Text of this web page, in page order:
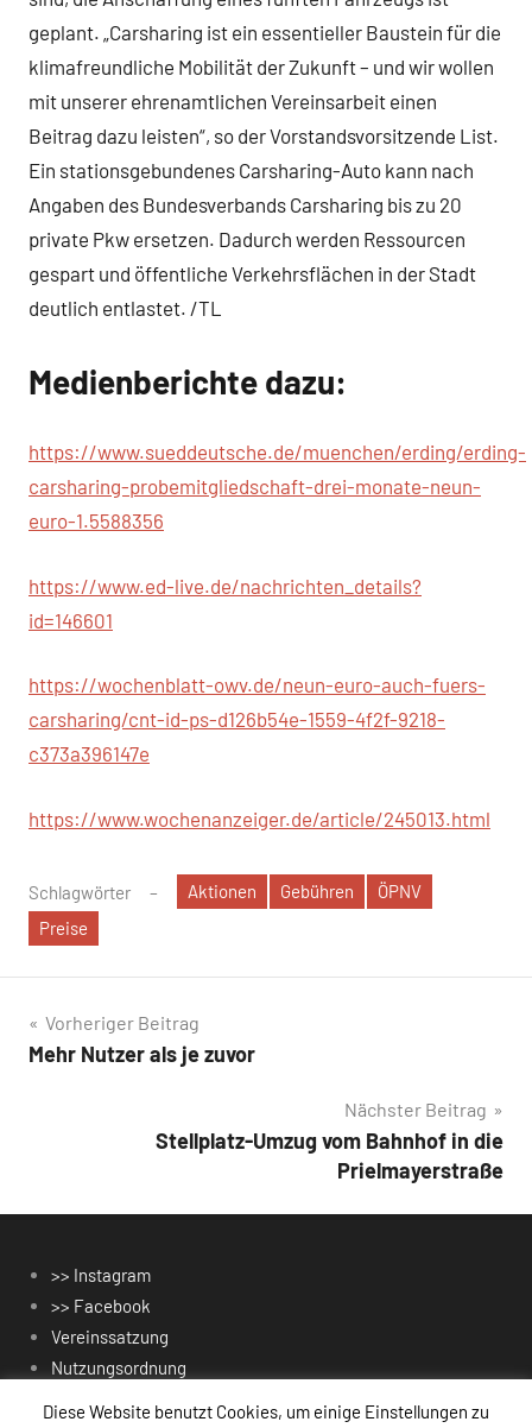
geplant. „Carsharing ist ein essentieller Baustein für die
klimafreundliche Mobilität der Zukunft – und wir wollen
mit unserer ehrenamtlichen Vereinsarbeit einen
Beitrag dazu leisten“, so der Vorstandsvorsitzende List.
Ein stationsgebundenes Carsharing-Auto kann nach
Angaben des Bundesverbands Carsharing bis zu 20
private Pkw ersetzen. Dadurch werden Ressourcen
gespart und öffentliche Verkehrsflächen in der Stadt
deutlich entlastet. /TL
Medienberichte dazu:
https://www.sueddeutsche.de/muenchen/erding/erding-
carsharing-probemitgliedschaft-drei-monate-neun-
euro-1.5588356
https://www.ed-live.de/nachrichten_details?
id=146601
https://wochenblatt-owv.de/neun-euro-auch-fuers-
carsharing/cnt-id-ps-d126b54e-1559-4f2f-9218-
c373a396147e
https://www.wochenanzeiger.de/article/245013.html
Schlagwörter Aktionen Gebühren
ÖPNV
Preise
Beitragsnavigation
Vorheriger Beitrag
Mehr Nutzer als je zuvor
Nächster Beitrag
Stellplatz-Umzug vom Bahnhof in die
Prielmayerstraße
>> Instagram
>> Facebook
Vereinssatzung
Nutzungsordnung
Diese Website benutzt Cookies, um einige Einstellungen zu